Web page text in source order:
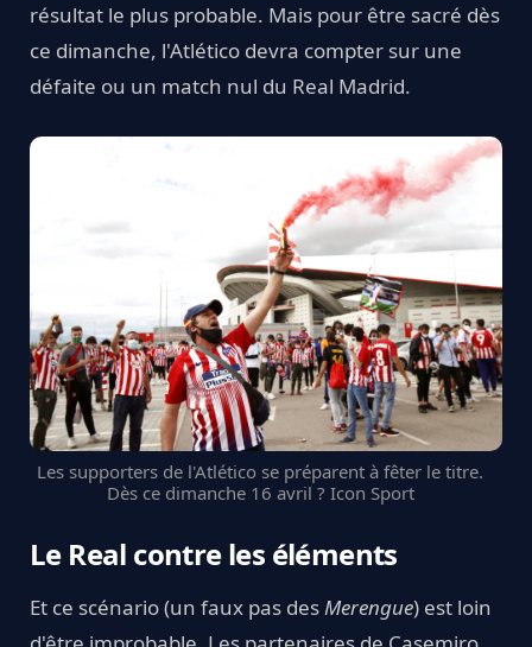
résultat le plus probable. Mais pour être sacré dès
ce dimanche, l'Atlético devra compter sur une
défaite ou un match nul du Real Madrid.
Les supporters de l'Atlético se préparent à fêter le titre.
Dès ce dimanche 16 avril ? Icon Sport
Le Real contre les éléments
Et ce scénario (un faux pas desMerengue) est loin